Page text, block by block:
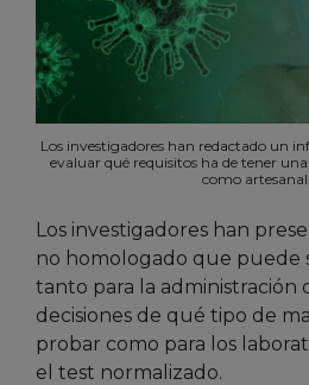
Los investigadores han redactado un
evaluar qué requisitos ha de tener
como
Los investigadores han
no homologado que puede
tanto para la administración
decisiones de qué tipo de
probar como para los
el test normalizado.